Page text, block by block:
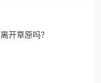
开草原吗？